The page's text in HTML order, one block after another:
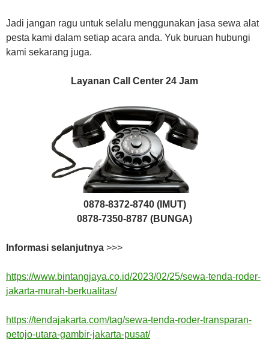
Jadi jangan ragu untuk selalu menggunakan jasa sewa alat
pesta kami dalam setiap acara anda. Yuk buruan hubungi
kami sekarang juga.
Layanan Call Center 24 Jam
0878-8372-8740 (IMUT)
0878-7350-8787 (BUNGA)
Informasi selanjutnya >>>
https://www.bintangjaya.co.id/2023/02/25/sewa-tenda-roder-
jakarta-murah-berkualitas/
https://tendajakarta.com/tag/sewa-tenda-roder-transparan-
petojo-utara-gambir-jakarta-pusat/